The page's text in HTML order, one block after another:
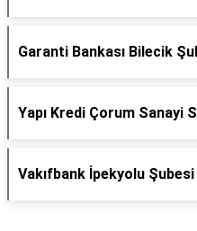
Garanti Bankası Bilecik
Yapı Kredi Çorum Sanayi
Vakıfbank İpekyolu